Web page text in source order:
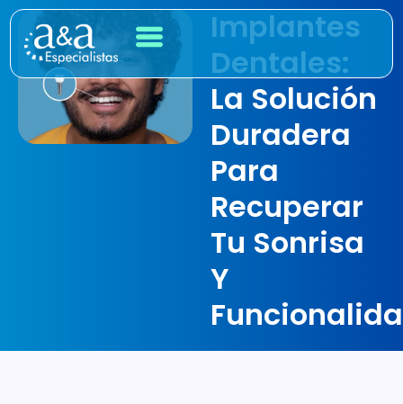
Implantes
Dentales:
La Solución
Duradera
Para
Recuperar
Tu Sonrisa
Y